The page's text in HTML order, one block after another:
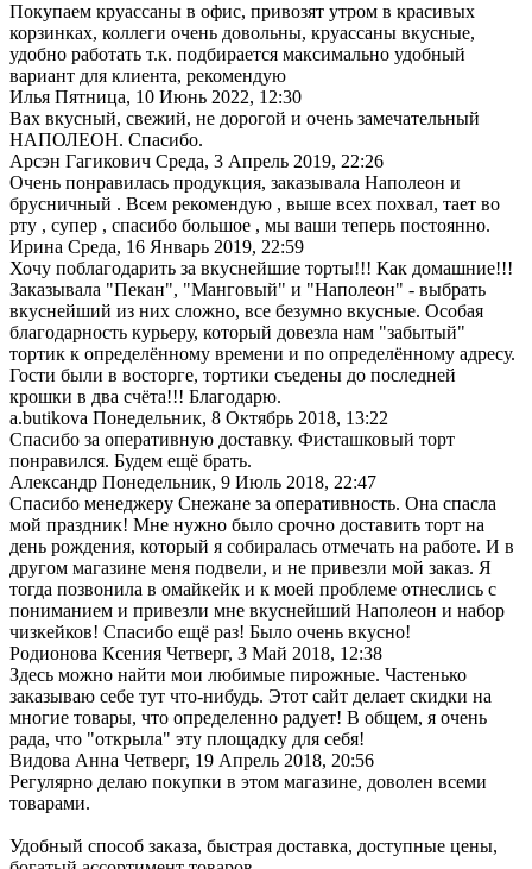
Покупаем круассаны в офис, привозят утром в красивых
корзинках, коллеги очень довольны, круассаны вкусные,
удобно работать т.к. подбирается максимально удобный
вариант для клиента, рекомендую
Илья Пятница, 10 Июнь 2022, 12:30
Вах вкусный, свежий, не дорогой и очень замечательный
НАПОЛЕОН. Спасибо.
Арсэн Гагикович Среда, 3 Апрель 2019, 22:26
Очень понравилась продукция, заказывала Наполеон и
брусничный . Всем рекомендую , выше всех похвал, тает во
рту , супер , спасибо большое , мы ваши теперь постоянно.
Ирина Среда, 16 Январь 2019, 22:59
Хочу поблагодарить за вкуснейшие торты!!! Как домашние!!!
Заказывала "Пекан", "Манговый" и "Наполеон" - выбрать
вкуснейший из них сложно, все безумно вкусные. Особая
благодарность курьеру, который довезла нам "забытый"
тортик к определённому времени и по определённому адресу.
Гости были в восторге, тортики съедены до последней
крошки в два счёта!!! Благодарю.
a.butikova Понедельник, 8 Октябрь 2018, 13:22
Спасибо за оперативную доставку. Фисташковый торт
понравился. Будем ещё брать.
Александр Понедельник, 9 Июль 2018, 22:47
Спасибо менеджеру Снежане за оперативность. Она спасла
мой праздник! Мне нужно было срочно доставить торт на
день рождения, который я собиралась отмечать на работе. И в
другом магазине меня подвели, и не привезли мой заказ. Я
тогда позвонила в омайкейк и к моей проблеме отнеслись с
пониманием и привезли мне вкуснейший Наполеон и набор
чизкейков! Спасибо ещё раз! Было очень вкусно!
Родионова Ксения Четверг, 3 Май 2018, 12:38
Здесь можно найти мои любимые пирожные. Частенько
заказываю себе тут что-нибудь. Этот сайт делает скидки на
многие товары, что определенно радует! В общем, я очень
рада, что "открыла" эту площадку для себя!
Видова Анна Четверг, 19 Апрель 2018, 20:56
Регулярно делаю покупки в этом магазине, доволен всеми
товарами.
Удобный способ заказа, быстрая доставка, доступные цены,